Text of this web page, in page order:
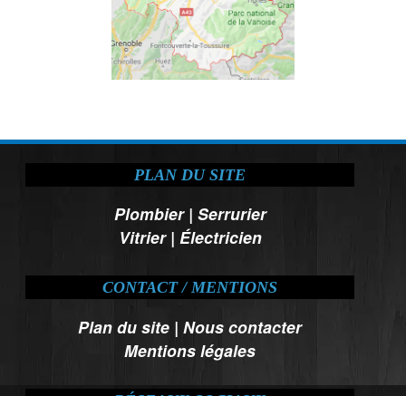
PLAN DU SITE
Plombier| Serrurier
Vitrier| Électricien
CONTACT / MENTIONS
Plan du site |Nous contacter
Mentions légales